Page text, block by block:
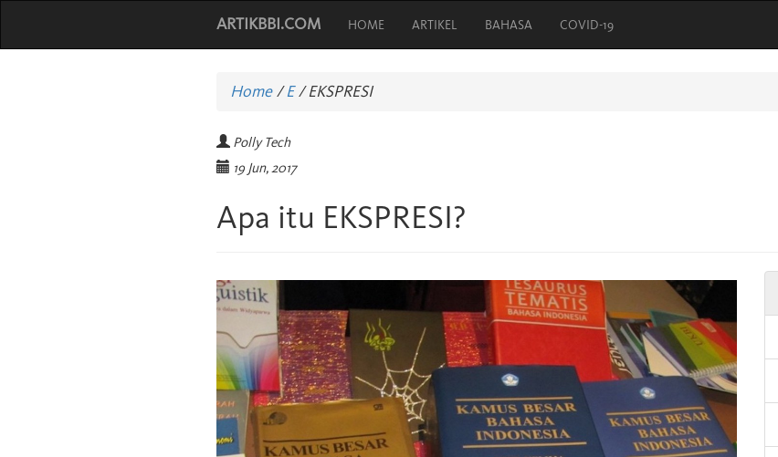
ARTIKBBI.COM HOME ARTIKEL BAHASA COVID-19
Home/E /EKSPRESI
Polly Tech
19 Jun, 2017
Apa itu EKSPRESI?